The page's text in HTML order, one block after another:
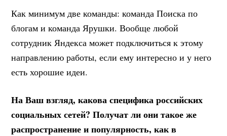
Как минимум две команды: команда Поиска по
блогам и команда Ярушки. Вообще любой
сотрудник Яндекса может подключиться к этому
направлению работы, если ему интересно и у него
есть хорошие идеи.
На Ваш взгляд, какова специфика российских
социальных сетей? Получат ли они такое же
распространение и популярность, как в